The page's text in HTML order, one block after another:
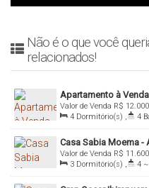
Não é o que você
relacionados!
Apartamento à
Avenida República
R$
Valor de Venda
Conceição, 04502-300,
4 Dormitório(s) , 4
Sala(s) , 4 Suíte(s) ,
298.00m²
Casa Sabia Moema -
Parque Ibirapuera
R$
Valor de Venda
04515-001, Moema, São
3 Dormitório(s) , 4
Sala(s) , 3 Suíte(s) ,